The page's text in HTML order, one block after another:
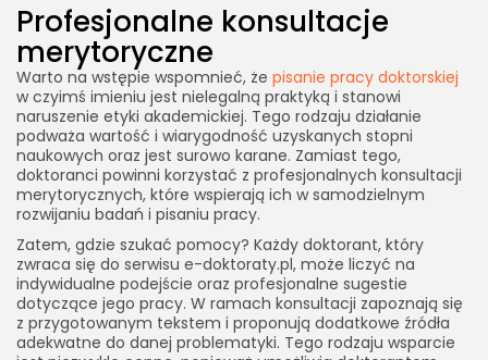
Profesjonalne konsultacje
merytoryczne
Warto na wstępie wspomnieć, że pisanie pracy doktorskiej
w czyimś imieniu jest nielegalną praktyką i stanowi
naruszenie etyki akademickiej. Tego rodzaju działanie
podważa wartość i wiarygodność uzyskanych stopni
naukowych oraz jest surowo karane. Zamiast tego,
doktoranci powinni korzystać z profesjonalnych konsultacji
merytorycznych, które wspierają ich w samodzielnym
rozwijaniu badań i pisaniu pracy.
Zatem, gdzie szukać pomocy? Każdy doktorant, który
zwraca się do serwisu e-doktoraty.pl, może liczyć na
indywidualne podejście oraz profesjonalne sugestie
dotyczące jego pracy. W ramach konsultacji zapoznają się
z przygotowanym tekstem i proponują dodatkowe źródła
adekwatne do danej problematyki. Tego rodzaju wsparcie